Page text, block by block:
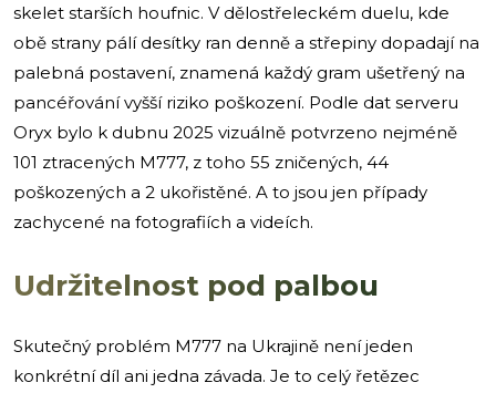
skelet starších houfnic. V dělostřeleckém duelu, kde
obě strany pálí desítky ran denně a střepiny dopadají na
palebná postavení, znamená každý gram ušetřený na
pancéřování vyšší riziko poškození. Podle dat serveru
Oryx bylo k dubnu 2025 vizuálně potvrzeno nejméně
101 ztracených M777, z toho 55 zničených, 44
poškozených a 2 ukořistěné. A to jsou jen případy
zachycené na fotografiích a videích.
Udržitelnost pod palbou
Skutečný problém M777 na Ukrajině není jeden
konkrétní díl ani jedna závada. Je to celý řetězec